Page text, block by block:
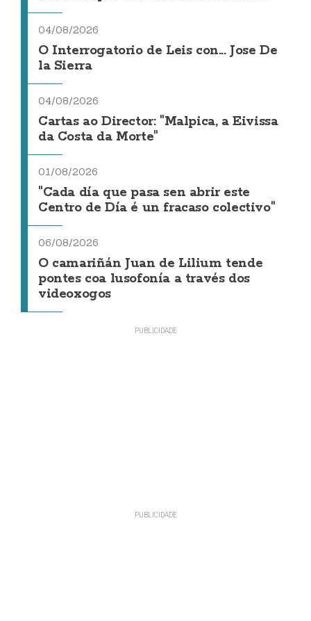
04/08/2026
O Interrogatorio de Leis con... Jose De
la Sierra
04/08/2026
Cartas ao Director: "Malpica, a Eivissa
da Costa da Morte"
01/08/2026
"Cada día que pasa sen abrir este
Centro de Día é un fracaso colectivo"
06/08/2026
O camariñán Juan de Lilium tende
pontes coa lusofonía a través dos
videoxogos